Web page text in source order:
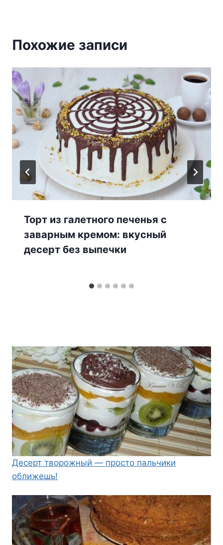
Похожие записи
Торт из галетного печенья с
заварным кремом: вкусный
десерт без выпечки
Десерт творожный — просто пальчики
оближешь!